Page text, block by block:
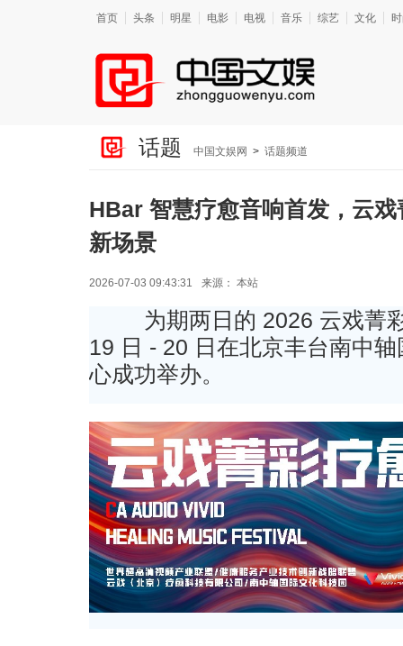
首页 头条 明星 电影 电视 音乐 综艺 文化
话题 中国文娱网 > 话题频道
HBar 智慧疗愈音响首发，云
新场景
2026-07-03 09:43:31 来源： 本站
为期两日的 2026 云戏菁
19 日 - 20 日在北京丰台南中
心成功举办。